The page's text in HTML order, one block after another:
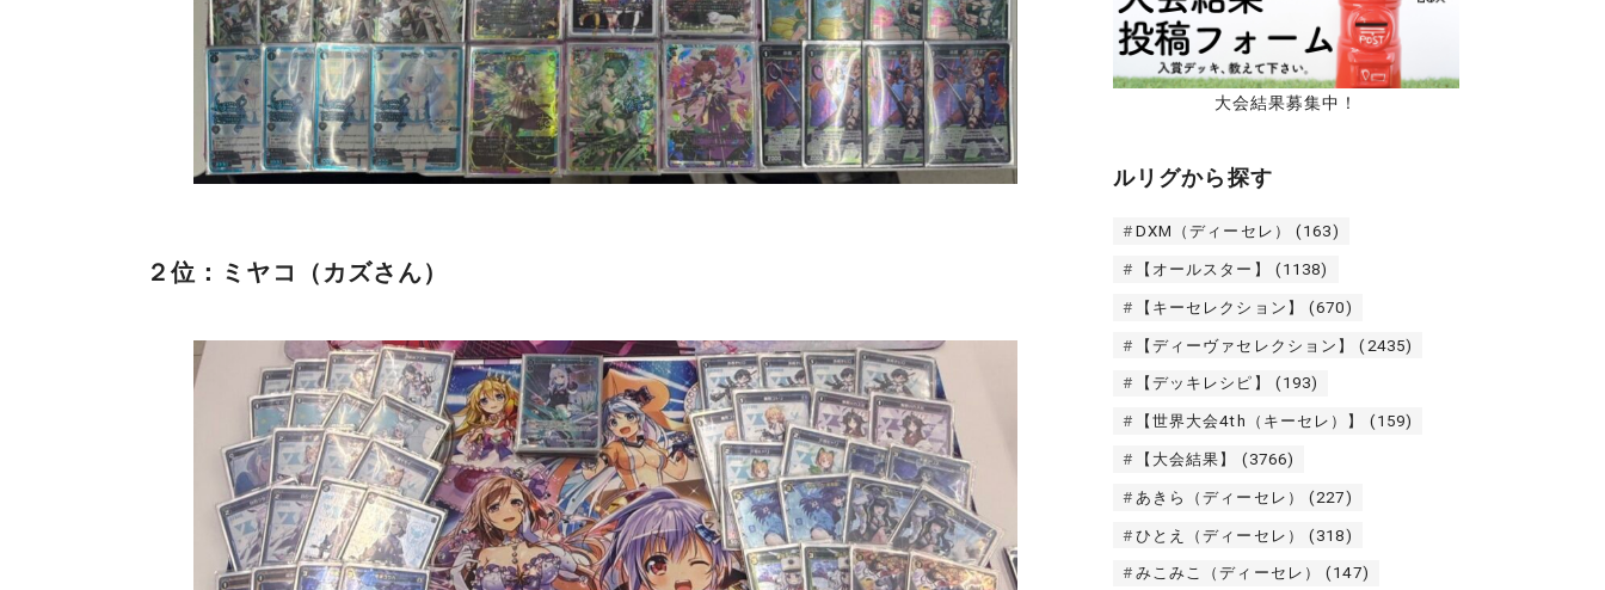
２位：ミヤコ（カズさん）
大会結果募集中！
ルリグから探す
DXM（ディーセレ） (163)
【オールスター】 (1138)
【キーセレクション】 (670)
【ディーヴァセレクション】 (2435)
【デッキレシピ】 (193)
【世界大会4th（キーセレ）】 (159)
【大会結果】 (3766)
あきら（ディーセレ） (227)
ひとえ（ディーセレ） (318)
みこみこ（ディーセレ） (147)